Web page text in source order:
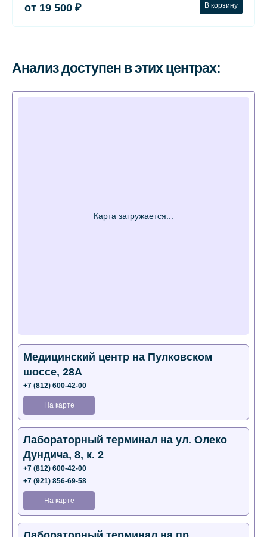
от 19 500 ₽ В корзину
Анализ доступен в этих центрах:
Медицинский центр на Пулковском
шоссе, 28А
+7 (812) 600-42-00
На карте
Лабораторный терминал на ул. Олеко
Дундича, 8, к. 2
+7 (812) 600-42-00
+7 (921) 856-69-58
На карте